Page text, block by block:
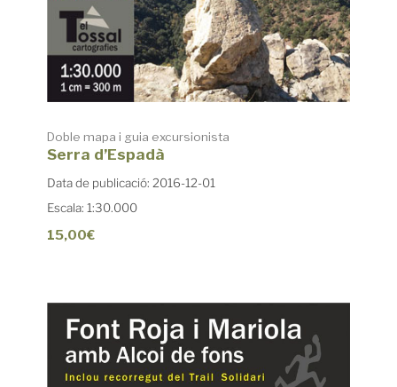
Doble mapa i guia excursionista
Serra d’Espadà
Data de publicació: 2016-12-01
Escala: 1:30.000
15,00€